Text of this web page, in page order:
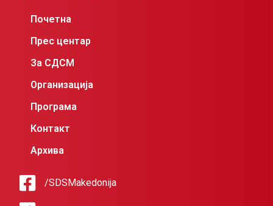
Почетна
Прес центар
За СДСМ
Организација
Програма
Контакт
Архива
/SDSMakedonija